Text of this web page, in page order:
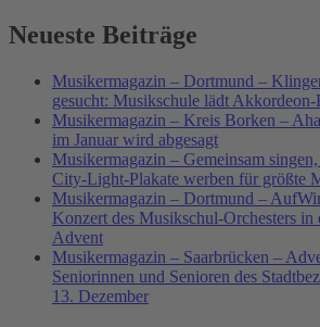
Neueste Beiträge
Musikermagazin – Dortmund –
gesucht: Musikschule lädt
Musikermagazin – Kreis Borken –
im Januar wird abgesagt
Musikermagazin – Gemeinsam
City-Light-Plakate werben für größte
Musikermagazin – Dortmund –
Konzert des Musikschul-Orchesters in
Advent
Musikermagazin – Saarbrücken –
Seniorinnen und Senioren des
13. Dezember